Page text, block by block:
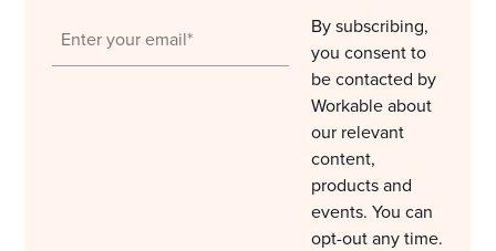
By subscribing,
you consent to
be contacted by
Workable about
our relevant
content,
products and
events. You can
opt-out any time.